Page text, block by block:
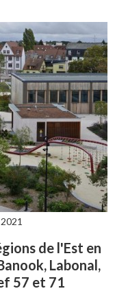
de l'Est en
Labonal,
57 et 71